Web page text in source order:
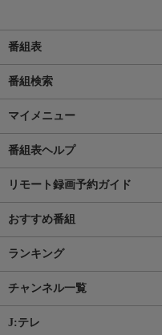
番組表
番組検索
マイメニュー
番組表ヘルプ
リモート録画予約ガイド
おすすめ番組
ランキング
チャンネル一覧
J:テレ